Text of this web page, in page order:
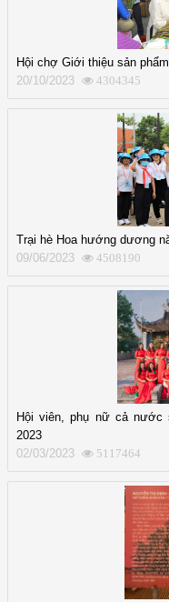
Hội chợ Giới thiệu sản
20/10/2023
4304345
Trại hè Hoa hướng dương
09/06/2023
4508190
Hội viên, phụ nữ cả nước
2023
02/03/2023
5117464